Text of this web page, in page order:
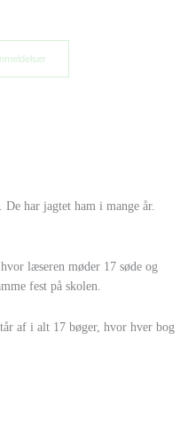
har jagtet ham i mange år.
, hvor læseren møder 17 søde og
fest på skolen.
af i alt 17 bøger, hvor hver bog